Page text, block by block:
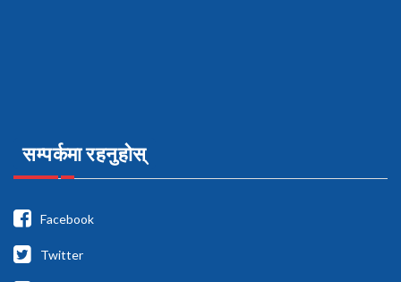
सम्पर्कमा रहनुहोस्
Facebook
Twitter